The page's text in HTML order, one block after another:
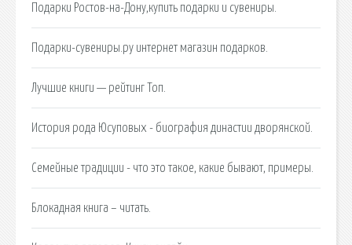
Подарки Ростов-на-Дону,купить подарки и сувениры.
Подарки-сувениры.ру интернет магазин подарков.
Лучшие книги — рейтинг Топ.
История рода Юсуповых - биография династии дворянской.
Семейные традиции - что это такое, какие бывают, примеры.
Блокадная книга – читать.